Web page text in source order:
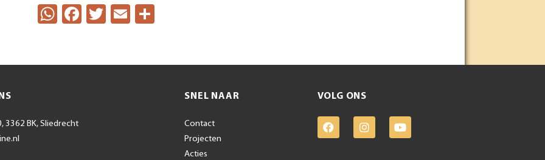
WhatsApp
Facebook
Twitter
Email
3362 BK, Sliedrecht
SNEL NAAR
Contact
Projecten
Acties
VOLG ONS